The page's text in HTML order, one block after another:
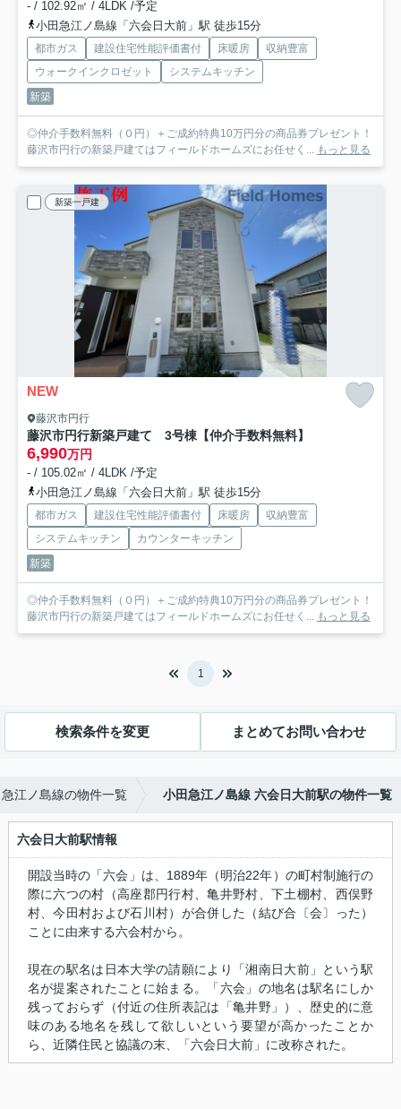
- / 102.92㎡ / 4LDK /予定
小田急江ノ島線「六会日大前」駅 徒歩15分
都市ガス 建設住宅性能評価書付 床暖房
収納豊富
ウォークインクロゼット
システムキッチン
新築
◎仲介手数料無料（０円）＋ご成約特典10万円分の商品券プレゼント！
藤沢市円行の新築戸建てはフィールドホームズにお任せく... もっと見る
新築一戸建
NEW
藤沢市円行
藤沢市円行新築戸建て 3号棟 【仲介手数料無料】
6,990万円
- / 105.02㎡ / 4LDK /予定
小田急江ノ島線「六会日大前」駅 徒歩15分
都市ガス 建設住宅性能評価書付 床暖房
収納豊富
システムキッチン
カウンターキッチン
新築
◎仲介手数料無料（０円）＋ご成約特典10万円分の商品券プレゼント！
藤沢市円行の新築戸建てはフィールドホームズにお任せく... もっと見る
1
検索条件を変更 まとめてお問い合わせ
江ノ島線の物件一覧 小田急江ノ島線 六会日大前駅の物件一覧
六会日大前駅情報
開設当時の「六会」は、1889年（明治22年）の町村制施行の
際に六つの村（高座郡円行村、亀井野村、下土棚村、西俣野
村、今田村および石川村）が合併した（結び合〔会〕った）
ことに由来する六会村から。
現在の駅名は日本大学の請願により「湘南日大前」という駅
名が提案されたことに始まる。「六会」の地名は駅名にしか
残っておらず（付近の住所表記は「亀井野」）、歴史的に意
味のある地名を残して欲しいという要望が高かったことか
ら、近隣住民と協議の末、「六会日大前」に改称された。